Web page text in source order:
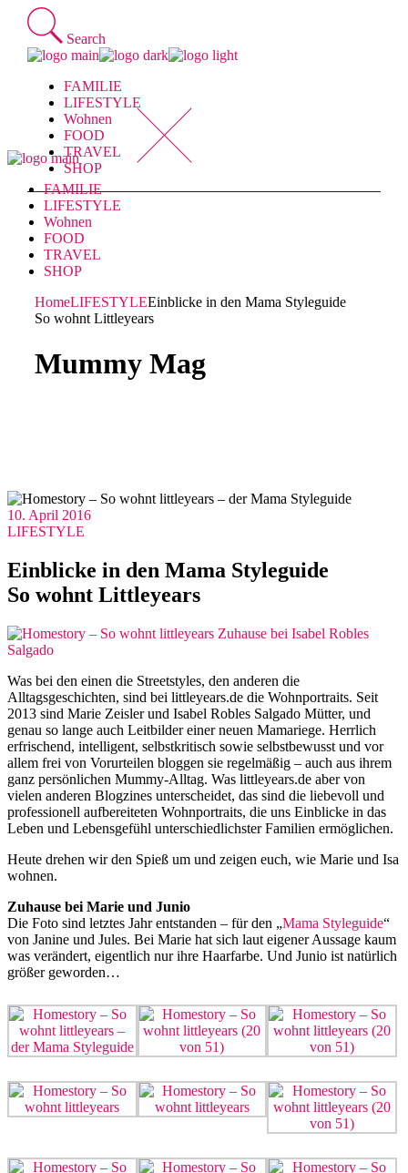
Skip
content
Search
FAMILIE
LIFESTYLE
Wohnen
FOOD
TRAVEL
SHOP
FAMILIE
LIFESTYLE
Wohnen
FOOD
TRAVEL
SHOP
HomeLIFESTYLEEinblicke in den Mama Styleguide
So wohnt Littleyears
Mummy Mag
10. April 2016
LIFESTYLE
Einblicke in den Mama Styleguide
So wohnt Littleyears
Was bei den einen die Streetstyles, den anderen die
Alltagsgeschichten, sind bei littleyears.de die Wohnportraits. Seit
2013 sind Marie Zeisler und Isabel Robles Salgado Mütter, und
genau so lange auch Leitbilder einer neuen Mamariege. Herrlich
erfrischend, intelligent, selbstkritisch sowie selbstbewusst und vor
allem frei von Vorurteilen bloggen sie regelmäßig – auch aus ihrem
ganz persönlichen Mummy-Alltag. Was littleyears.de aber von
vielen anderen Blogzines unterscheidet, das sind die liebevoll und
professionell aufbereiteten Wohnportraits, die uns Einblicke in das
Leben und Lebensgefühl unterschiedlichster Familien ermöglichen.
Heute drehen wir den Spieß um und zeigen euch, wie Marie und Isa
wohnen.
Zuhause bei Marie und Junio
Die Foto sind letztes Jahr entstanden – für den „Mama Styleguide“
von Janine und Jules. Bei Marie hat sich laut eigener Aussage kaum
was verändert, eigentlich nur ihre Haarfarbe. Und Junio ist natürlich
größer geworden…